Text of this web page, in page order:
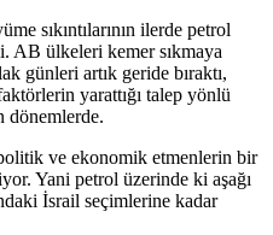
sıkıntılarının ilerde petrol
AB ülkeleri kemer sıkmaya
günleri artık geride bıraktı,
yarattığı talep yönlü
dönemlerde.
ve ekonomik etmenlerin bir
Yani petrol üzerinde ki aşağı
İsrail seçimlerine kadar